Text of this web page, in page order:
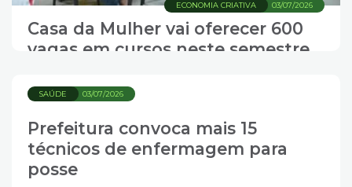
03/07/2026
ECONOMIA CRIATIVA
Casa da Mulher vai oferecer 600
vagas em cursos neste semestre
03/07/2026
SAÚDE
Prefeitura convoca mais 15
técnicos de enfermagem para
posse